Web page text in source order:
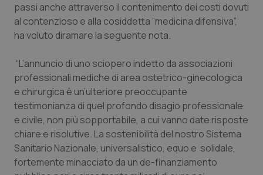
Friuli Venezia Giulia
Lazio
Liguria
Lombardia
Marche
Molise
Dermatite Atopica
Diabete & glucometri
Disturbi dell’umore
Dolore
Donna & Salute
Epatiti
passi anche attraverso il contenimento dei costi dovuti
al contenzioso e alla cosiddetta “medicina difensiva”,
ha voluto diramare la seguente nota.
“L’annuncio di uno sciopero indetto da associazioni
professionali mediche di area ostetrico-ginecologica
e chirurgica è un’ulteriore preoccupante
testimonianza di quel profondo disagio professionale
e civile, non più sopportabile, a cui vanno date risposte
chiare e risolutive. La sostenibilità del nostro Sistema
Sanitario Nazionale, universalistico, equo e solidale,
fortemente minacciato da un de-finanziamento